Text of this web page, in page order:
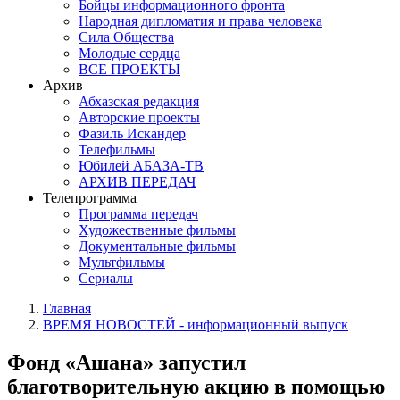
Бойцы информационного фронта
Народная дипломатия и права человека
Сила Общества
Молодые сердца
ВСЕ ПРОЕКТЫ
Архив
Абхазская редакция
Авторские проекты
Фазиль Искандер
Телефильмы
Юбилей АБАЗА-ТВ
АРХИВ ПЕРЕДАЧ
Телепрограмма
Программа передач
Художественные фильмы
Документальные фильмы
Мультфильмы
Сериалы
Главная
ВРЕМЯ НОВОСТЕЙ - информационный выпуск
Фонд «Ашана» запустил
благотворительную акцию в помощью